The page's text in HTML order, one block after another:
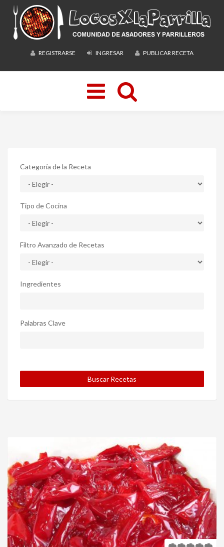
REGISTRARSE INGRESAR PUBLICAR RECETA
Toggle
navigation
Categoría de la Receta
Tipo de Cocina
Filtro Avanzado de Recetas
Ingredientes
Palabras Clave
Buscar Recetas